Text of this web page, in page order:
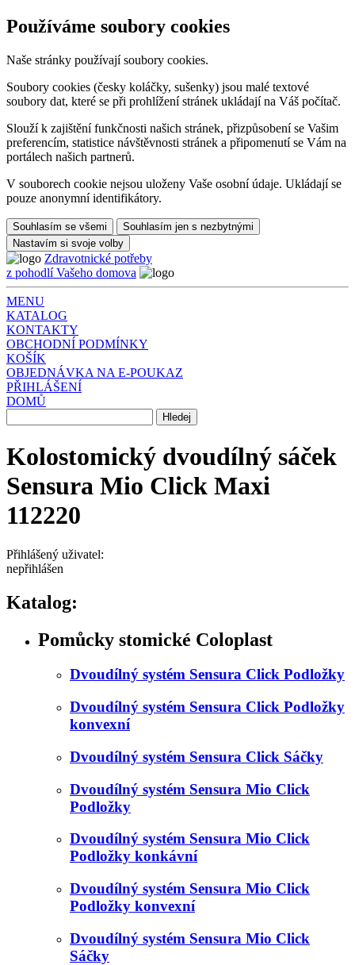
Používáme soubory cookies
Naše stránky používají soubory cookies.
Soubory cookies (česky koláčky, sušenky) jsou malé textové
soubory dat, které se při prohlížení stránek ukládají na Váš počítač.
Slouží k zajištění funkčnosti našich stránek, přizpůsobení se Vašim
preferencím, statistice návštěvnosti stránek a připomenutí se Vám na
portálech našich partnerů.
V souborech cookie nejsou uloženy Vaše osobní údaje. Ukládají se
pouze anonymní identifikátory.
Souhlasím se všemi
Souhlasím jen s nezbytnými
Nastavím si svoje volby
Zdravotnické potřeby
z pohodlí Vašeho domova
MENU
KATALOG
KONTAKTY
OBCHODNÍ PODMÍNKY
KOŠÍK
OBJEDNÁVKA NA E-POUKAZ
PŘIHLÁŠENÍ
DOMŮ
Kolostomický dvoudílný sáček
Sensura Mio Click Maxi
112220
Přihlášený uživatel:
nepřihlášen
Katalog:
Pomůcky stomické Coloplast
Dvoudílný systém Sensura Click Podložky
Dvoudílný systém Sensura Click Podložky
konvexní
Dvoudílný systém Sensura Click Sáčky
Dvoudílný systém Sensura Mio Click
Podložky
Dvoudílný systém Sensura Mio Click
Podložky konkávní
Dvoudílný systém Sensura Mio Click
Podložky konvexní
Dvoudílný systém Sensura Mio Click
Sáčky